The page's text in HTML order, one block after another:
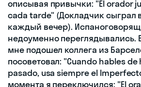
описывая привычки: "El orador
cada tarde" (Докладчик сыграл
каждый вечер).
недоуменно переглядывались.
мне подошел коллега из
посоветовал: "Cuando hables
pasado, usa siempre el
момента я переключился: "El